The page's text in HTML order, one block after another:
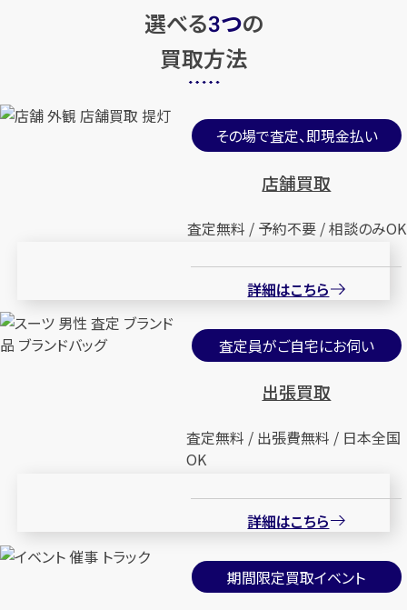
選べる3つの
買取方法
その場で査定、即現金払い
店舗買取
査定無料 / 予約不要 / 相談のみOK
詳細はこちら
査定員がご自宅にお伺い
出張買取
査定無料 / 出張費無料 / 日本全国
OK
詳細はこちら
期間限定買取イベント